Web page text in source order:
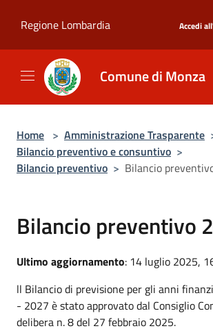
Regione Lombardia
Accedi
Comune di Monza
Home > Amministrazione Trasparente
Bilancio preventivo e consuntivo >
Bilancio preventivo > Bilancio
Bilancio preventivo
Ultimo aggiornamento: 14 luglio 2025,
ll Bilancio di previsione per gli anni
- 2027 è stato approvato dal Consiglio
delibera n. 8 del 27 febbraio 2025.